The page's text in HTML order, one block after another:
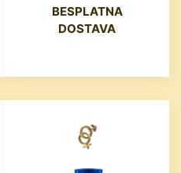
BESPLATNA
DOSTAVA